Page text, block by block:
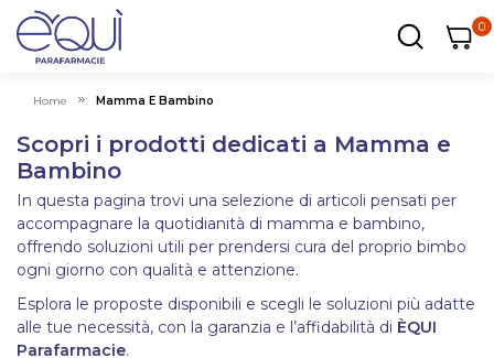
00
Home Mamma E Bambino
Scopri i prodotti dedicati a Mamma e
Bambino
In questa pagina trovi una selezione di articoli pensati per
accompagnare la quotidianità di mamma e bambino,
offrendo soluzioni utili per prendersi cura del proprio bimbo
ogni giorno con qualità e attenzione.
Esplora le proposte disponibili e scegli le soluzioni più adatte
alle tue necessità, con la garanzia e l’affidabilità di ÈQUI
Parafarmacie.